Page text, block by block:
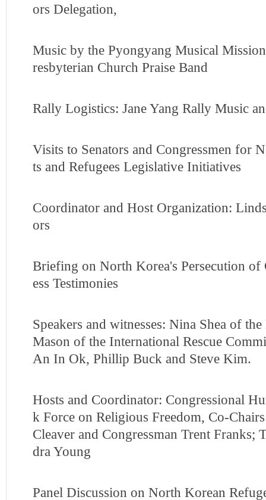
ors Delegation,
Music by the Pyongyang Musical
resbyterian Church Praise Band
Rally Logistics: Jane Yang Rally Music
Visits to Senators and Congressmen for
ts and Refugees Legislative Initiatives
Coordinator and Host Organization:
ors
Briefing on North Korea's Persecution
ess Testimonies
Speakers and witnesses: Nina Shea of
Mason of the International Rescue
An In Ok, Phillip Buck and Steve Kim.
Hosts and Coordinator: Congressional
k Force on Religious Freedom, Co-
Cleaver and Congressman Trent Franks;
dra Young
Panel Discussion on North Korean